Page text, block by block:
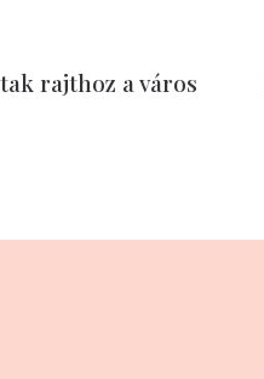
rajthoz a város